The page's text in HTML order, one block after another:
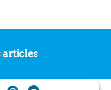
articles